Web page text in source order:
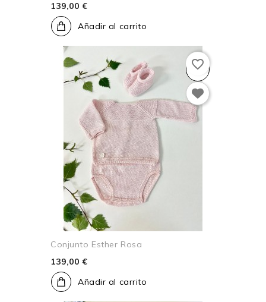
139,00 €
Añadir al carrito
Conjunto Esther Rosa
139,00 €
Añadir al carrito
favorite_border